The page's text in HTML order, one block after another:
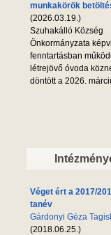
munkakörök
(2026.03.19.)
Szuhakálló Község
Önkormányzata
fenntartásban
létrejövő óvoda
döntött a 2026.
Véget ért a 2017/
tanév
Gárdonyi Géza
(2018.06.25.)